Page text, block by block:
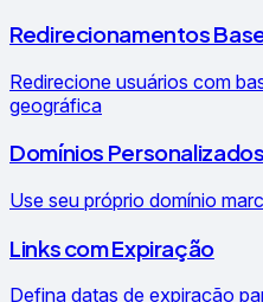
Redirecionamentos
Redirecione usuários com
geográfica
Domínios Personalizados
Use seu próprio domínio
Links com Expiração
Defina datas de expiração